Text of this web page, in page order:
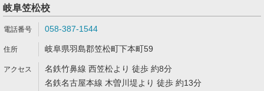
岐阜笠松校
058-387-1544
岐阜県羽島郡笠松町下本町59
名鉄竹鼻線 西笠松より 徒歩 約8分
名鉄名古屋本線 木曽川堤より 徒歩 約13分